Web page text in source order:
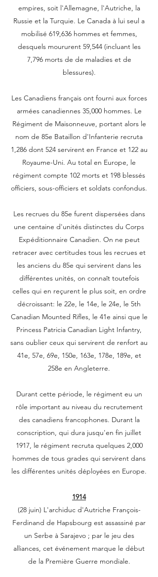
empires, soit l'Allemagne, l'Autriche, la
Russie et la Turquie. Le Canada à lui seul a
mobilisé 619,636 hommes et femmes,
desquels moururent 59,544 (incluant les
7,796 morts de de maladies et de
blessures).
Les Canadiens français ont fourni aux forces
armées canadiennes 35,000 hommes. Le
Régiment de Maisonneuve, portant alors le
nom de 85e Bataillon d'Infanterie recruta
1,286 dont 524 servirent en France et 122 au
Royaume-Uni. Au total en Europe, le
régiment compte 102 morts et 198 blessés
officiers, sous-officiers et soldats confondus.
Les recrues du 85e furent dispersées dans
une centaine d'unités distinctes du Corps
Expéditionnaire Canadien. On ne peut
retracer avec certitudes tous les recrues et
les anciens du 85e qui servirent dans les
différentes unités, on connaît toutefois
celles qui en reçurent le plus soit, en ordre
décroissant: le 22e, le 14e, le 24e, le 5th
Canadian Mounted Rifles, le 41e ainsi que le
Princess Patricia Canadian Light Infantry,
sans oublier ceux qui servirent de renfort au
41e, 57e, 69e, 150e, 163e, 178e, 189e, et
258e en Angleterre.
Durant cette période, le régiment eu un
rôle important au niveau du recrutement
des canadiens francophones. Durant la
conscription, qui dura jusqu'en fin juillet
1917, le régiment recruta quelques 2,000
hommes de tous grades qui servirent dans
les différentes unités déployées en Europe.
1914
(28 juin) L'archiduc d'Autriche François-
Ferdinand de Hapsbourg est assassiné par
un Serbe à Sarajevo ; par le jeu des
alliances, cet événement marque le début
de la Première Guerre mondiale.